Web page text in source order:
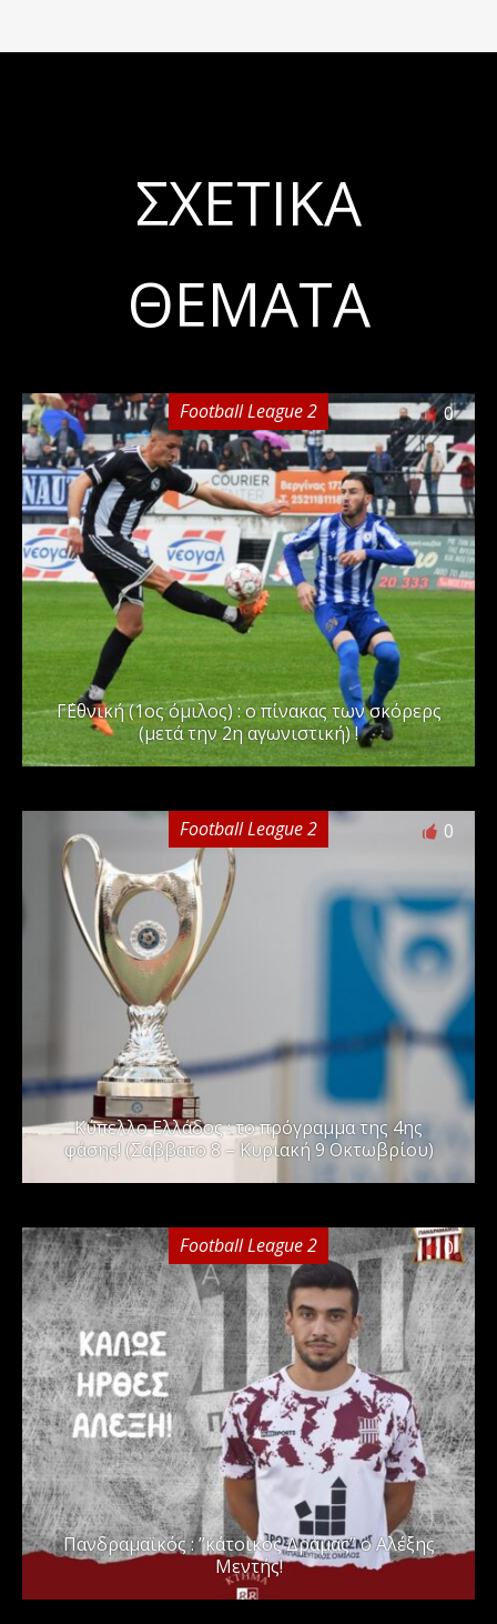
ΣΧΕΤΙΚΆ
ΘΈΜΑΤΑ
Football League 2 0
Γ΄Εθνική (1ος όμιλος) : ο πίνακας των σκόρερς
(μετά την 2η αγωνιστική) !
Football League 2 0
Kύπελλο Ελλάδος : το πρόγραμμα της 4ης
φάσης! (Σάββατο 8 – Κυριακή 9 Οκτωβρίου)
Football League 2 0
Πανδραμαϊκός : ”κάτοικος Δράμας” ο Αλέξης
Μεντής!